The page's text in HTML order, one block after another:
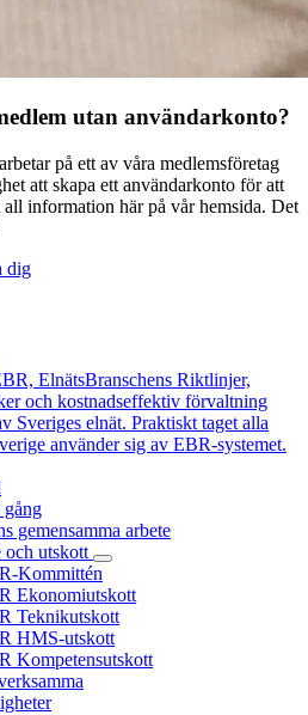
utan användarkonto?
på ett av våra medlemsföretag
att skapa ett användarkonto för att
all information här på vår hemsida. Det
dig
ElnätsBranschens Riktlinjer,
och kostnadseffektiv förvaltning
Sveriges elnät. Praktiskt taget alla
använder sig av EBR-systemet.
gång
gemensamma arbete
utskott
Kommittén
Ekonomiutskott
Teknikutskott
HMS-utskott
Kompetensutskott